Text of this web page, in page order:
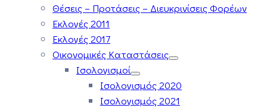
Θέσεις – Προτάσεις – Διευκρινίσεις Φορέων
Εκλογές 2011
Εκλογές 2017
Οικονομικές Καταστάσεις
Ισολογισμοί
Ισολογισμός 2020
Ισολογισμός 2021